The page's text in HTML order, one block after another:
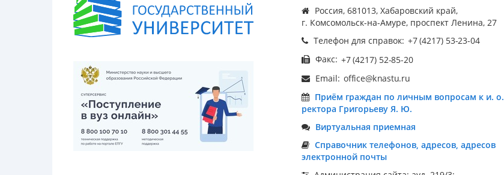
Россия, 681013, Хабаровский край,
г. Комсомольск-на-Амуре, проспект Ленина, 27
Телефон для справок:
Факс:
Email:
Приём граждан по личным вопросам к и. о.
ректора Григорьеву Я. Ю.
Виртуальная приемная
Справочник телефонов, адресов, адресов
электронной почты